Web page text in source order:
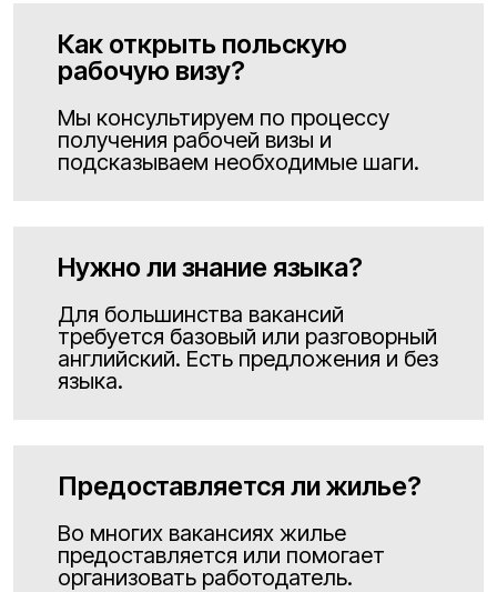
Как открыть польскую
рабочую визу?
Мы консультируем по процессу
получения рабочей визы и
подсказываем необходимые шаги.
Нужно ли знание языка?
Для большинства вакансий
требуется базовый или разговорный
английский. Есть предложения и без
языка.
Предоставляется ли жилье?
Во многих вакансиях жилье
предоставляется или помогает
организовать работодатель.